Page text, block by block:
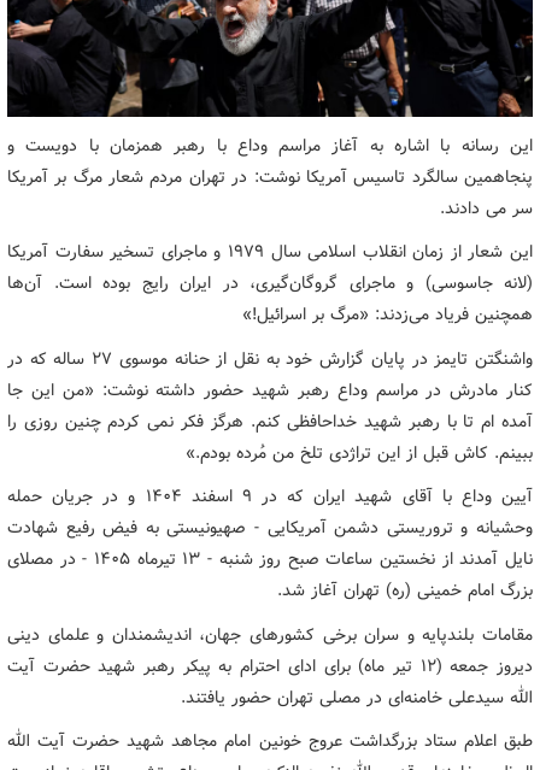
این رسانه با اشاره به آغاز مراسم وداع با رهبر همزمان با دویست و
پنجاهمین سالگرد تاسیس آمریکا نوشت: در تهران مردم شعار مرگ بر آمریکا
سر می دادند.
این شعار از زمان انقلاب اسلامی سال ۱۹۷۹ و ماجرای تسخیر سفارت آمریکا
(لانه جاسوسی) و ماجرای گروگان‌گیری، در ایران رایج بوده است. آن‌ها
همچنین فریاد می‌زدند: «مرگ بر اسرائیل!»
واشنگتن تایمز در پایان گزارش خود به نقل از حنانه موسوی ۲۷ ساله که در
کنار مادرش در مراسم وداع رهبر شهید حضور داشته نوشت: «من این جا
آمده ام تا با رهبر شهید خداحافظی کنم. هرگز فکر نمی کردم چنین روزی را
ببینم. کاش قبل از این تراژدی تلخ من مُرده بودم.»
آیین وداع با آقای شهید ایران که در ۹ اسفند ۱۴۰۴ و در جریان حمله
وحشیانه و تروریستی دشمن آمریکایی - صهیونیستی به فیض رفیع شهادت
نایل آمدند از نخستین ساعات صبح روز شنبه - ۱۳ تیرماه ۱۴۰۵ - در مصلای
بزرگ امام خمینی (ره) تهران آغاز شد.
مقامات بلندپایه و سران برخی کشورهای جهان، اندیشمندان و علمای دینی
دیروز جمعه (۱۲ تیر ماه) برای ادای احترام به پیکر رهبر شهید حضرت آیت
الله سیدعلی خامنه‌ای در مصلی تهران حضور یافتند.
طبق اعلام ستاد بزرگداشت عروج خونین امام مجاهد شهید حضرت آیت‌ الله